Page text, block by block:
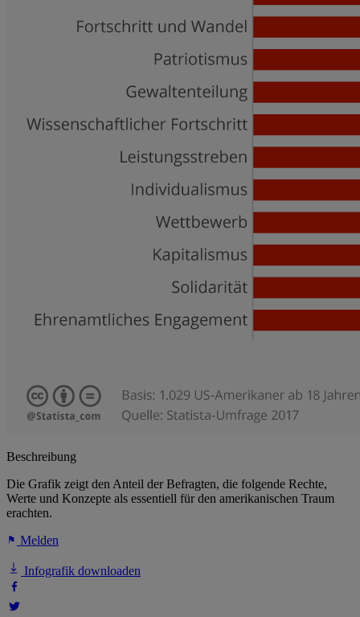
Beschreibung
Die Grafik zeigt den Anteil der Befragten, die folgende Rechte,
Werte und Konzepte als essentiell für den amerikanischen Traum
erachten.
Melden
Infografik downloaden